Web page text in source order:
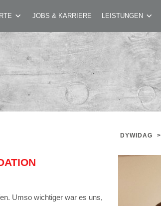
JOBS & KARRIERE LEISTUNGEN
MAKE-A-WISH FOUNDATION
DYWIDAG >
Umso wichtiger war es uns,